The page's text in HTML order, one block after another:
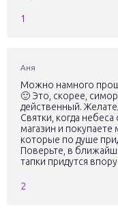
1
Аня
Можно намного
🙂 Это, скорее,
действенный.
Святки, когда
магазин и
которые по душе
Поверьте, в
тапки придутся
2